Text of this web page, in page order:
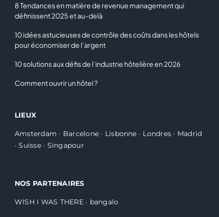
8 Tendances en matière de revenue management qui
définissent 2025 et au-delà
10 idées astucieuses de contrôle des coûts dans les hôtels
pour économiser de l’argent
10 solutions aux défis de l’industrie hôtelière en 2026
Comment ouvrir un hôtel ?
LIEUX
Amsterdam · Barcelone · Lisbonne · Londres · Madrid
·Suisse· Singapour
NOS PARTENAIRES
WISH I WAS THERE· bangalo